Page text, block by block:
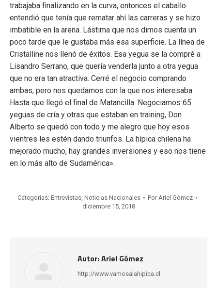
trabajaba finalizando en la curva, entonces el caballo
entendió que tenía que rematar ahí las carreras y se hizo
imbatible en la arena. Lástima que nos dimos cuenta un
poco tarde que le gustaba más esa superficie. La línea de
Cristalline nos llenó de éxitos. Esa yegua se la compré a
Lisandro Serrano, que quería venderla junto a otra yegua
que no era tan atractiva. Cerré el negocio comprando
ambas, pero nos quedamos con la que nos interesaba.
Hasta que llegó el final de Matancilla. Negociamos 65
yeguas de cría y otras que estaban en training, Don
Alberto se quedó con todo y me alegro que hoy esos
vientres les estén dando triunfos. La hípica chilena ha
mejorado mucho, hay grandes inversiones y eso nos tiene
en lo más alto de Sudamérica».
Categorías: Entrevistas, Noticias Nacionales Por Ariel Gómez
diciembre 15, 2018
Autor:Ariel Gómez
http://www.vamosalahipica.cl